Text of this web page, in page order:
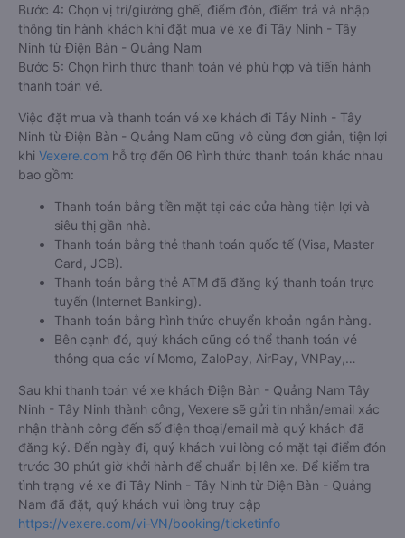
Bước 4: Chọn vị trí/giường ghế, điểm đón, điểm trả và nhập
thông tin hành khách khi đặt mua vé xe đi Tây Ninh - Tây
Ninh từ Điện Bàn - Quảng Nam
Bước 5: Chọn hình thức thanh toán vé phù hợp và tiến hành
thanh toán vé.
Việc đặt mua và thanh toán vé xe khách đi Tây Ninh - Tây
Ninh từ Điện Bàn - Quảng Nam cũng vô cùng đơn giản, tiện lợi
khi Vexere.com hỗ trợ đến 06 hình thức thanh toán khác nhau
bao gồm:
Thanh toán bằng tiền mặt tại các cửa hàng tiện lợi và
siêu thị gần nhà.
Thanh toán bằng thẻ thanh toán quốc tế (Visa, Master
Card, JCB).
Thanh toán bằng thẻ ATM đã đăng ký thanh toán trực
tuyến (Internet Banking).
Thanh toán bằng hình thức chuyển khoản ngân hàng.
Bên cạnh đó, quý khách cũng có thể thanh toán vé
thông qua các ví Momo, ZaloPay, AirPay, VNPay,…
Sau khi thanh toán vé xe khách Điện Bàn - Quảng Nam Tây
Ninh - Tây Ninh thành công, Vexere sẽ gửi tin nhắn/email xác
nhận thành công đến số điện thoại/email mà quý khách đã
đăng ký. Đến ngày đi, quý khách vui lòng có mặt tại điểm đón
trước 30 phút giờ khởi hành để chuẩn bị lên xe. Để kiểm tra
tình trạng vé xe đi Tây Ninh - Tây Ninh từ Điện Bàn - Quảng
Nam đã đặt, quý khách vui lòng truy cập
https://vexere.com/vi-VN/booking/ticketinfo